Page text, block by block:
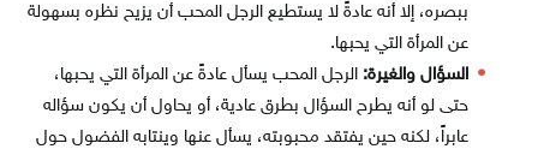
ببصره، إلا أنه عادةً لا يستطيع الرجل المحب أن يزيح نظره بسهولة
عن المرأة التي يحبها.
السؤال والغيرة: الرجل المحب يسأل عادةً عن المرأة التي يحبها،
حتى لو أنه يطرح السؤال بطرق عادية، أو يحاول أن يكون سؤاله
عابراً، لكنه حين يفتقد محبوبته، يسأل عنها وينتابه الفضول حول